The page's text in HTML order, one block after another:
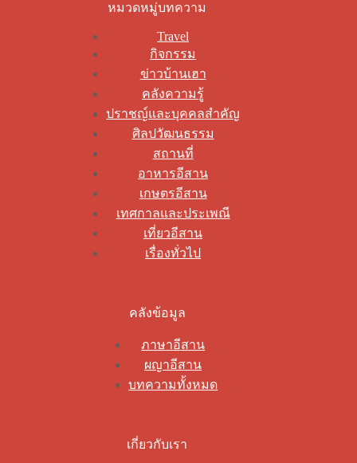
หมวดหมู่บทความ
Travel
กิจกรรม
ข่าวบ้านเฮา
คลังความรู้
ปราชญ์และบุคคลสำคัญ
ศิลปวัฒนธรรม
สถานที่
อาหารอีสาน
เกษตรอีสาน
เทศกาลและประเพณี
เที่ยวอีสาน
เรื่องทั่วไป
คลังข้อมูล
ภาษาอีสาน
ผญาอีสาน
บทความทั้งหมด
เกี่ยวกับเรา